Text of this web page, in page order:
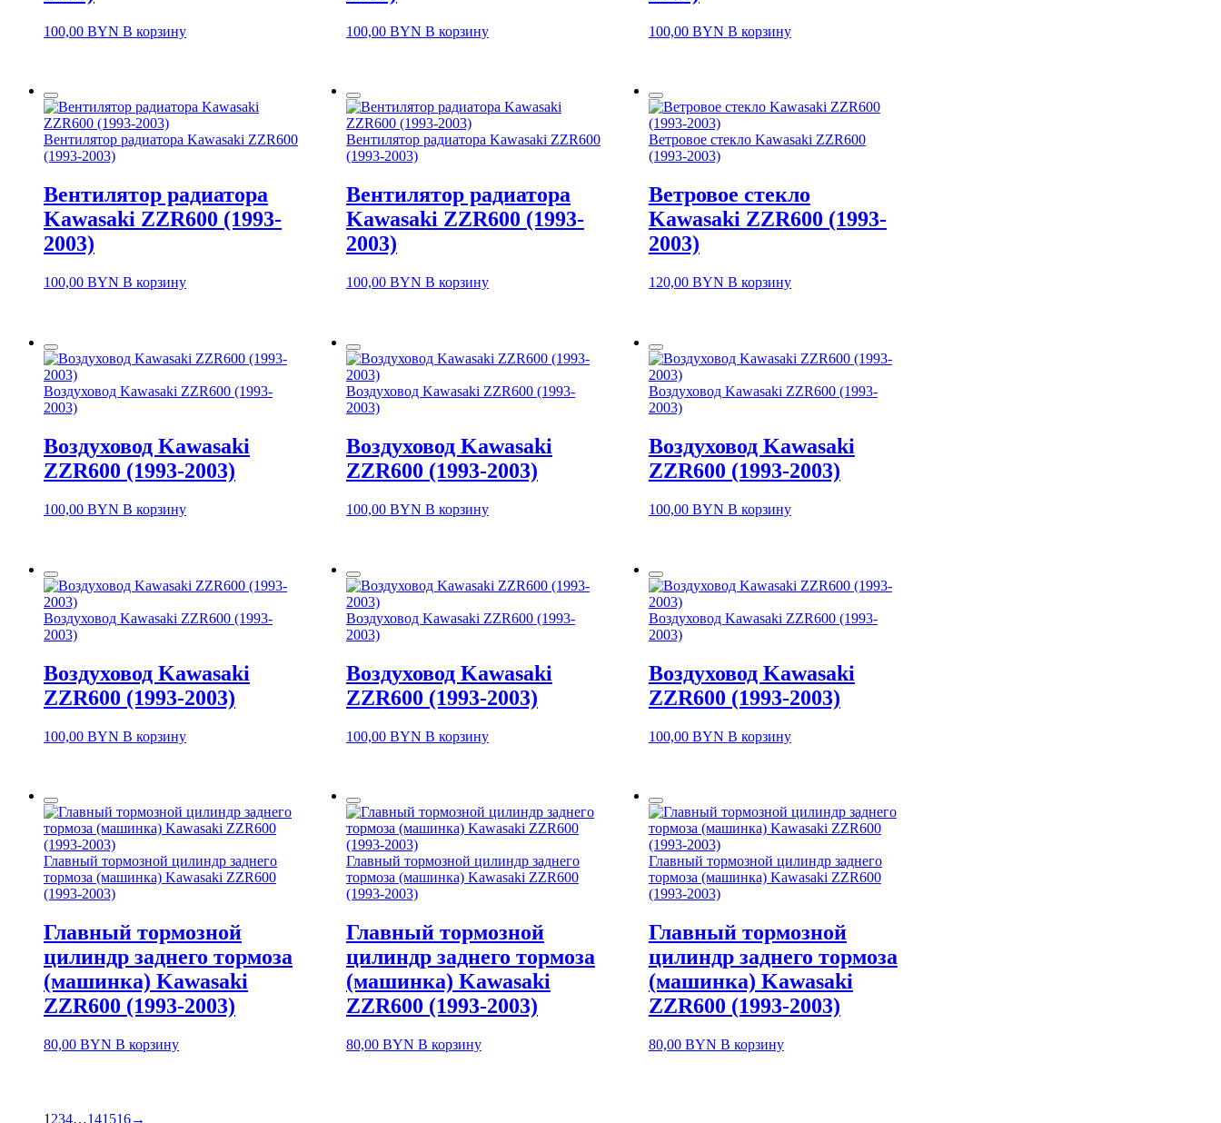
100,00 BYN В корзину 100,00 BYN В корзину 100,00 BYN В корзину
Вентилятор радиатора Kawasaki ZZR600
(1993-2003)
Вентилятор радиатора
Kawasaki ZZR600 (1993-
2003)
100,00 BYN В корзину
Вентилятор радиатора Kawasaki ZZR600
(1993-2003)
Вентилятор радиатора
Kawasaki ZZR600 (1993-
2003)
100,00 BYN В корзину
Ветровое стекло Kawasaki ZZR600
(1993-2003)
Ветровое стекло
Kawasaki ZZR600 (1993-
2003)
120,00 BYN В корзину
Воздуховод Kawasaki ZZR600 (1993-
2003)
Воздуховод Kawasaki
ZZR600 (1993-2003)
100,00 BYN В корзину
Воздуховод Kawasaki ZZR600 (1993-
2003)
Воздуховод Kawasaki
ZZR600 (1993-2003)
100,00 BYN В корзину
Воздуховод Kawasaki ZZR600 (1993-
2003)
Воздуховод Kawasaki
ZZR600 (1993-2003)
100,00 BYN В корзину
Воздуховод Kawasaki ZZR600 (1993-
2003)
Воздуховод Kawasaki
ZZR600 (1993-2003)
100,00 BYN В корзину
Воздуховод Kawasaki ZZR600 (1993-
2003)
Воздуховод Kawasaki
ZZR600 (1993-2003)
100,00 BYN В корзину
Воздуховод Kawasaki ZZR600 (1993-
2003)
Воздуховод Kawasaki
ZZR600 (1993-2003)
100,00 BYN В корзину
Главный тормозной цилиндр заднего
тормоза (машинка) Kawasaki ZZR600
(1993-2003)
Главный тормозной
цилиндр заднего тормоза
(машинка) Kawasaki
ZZR600 (1993-2003)
80,00 BYN В корзину
Главный тормозной цилиндр заднего
тормоза (машинка) Kawasaki ZZR600
(1993-2003)
Главный тормозной
цилиндр заднего тормоза
(машинка) Kawasaki
ZZR600 (1993-2003)
80,00 BYN В корзину
Главный тормозной цилиндр заднего
тормоза (машинка) Kawasaki ZZR600
(1993-2003)
Главный тормозной
цилиндр заднего тормоза
(машинка) Kawasaki
ZZR600 (1993-2003)
80,00 BYN В корзину
1 234…141516→